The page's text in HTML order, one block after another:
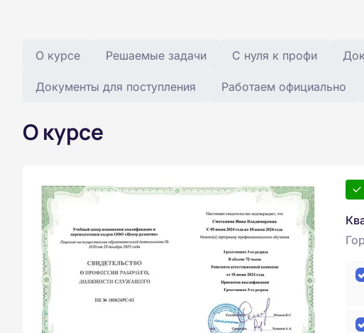
О курсе Решаемые задачи С нуля к профи
Документы для поступления Работаем официально
О курсе